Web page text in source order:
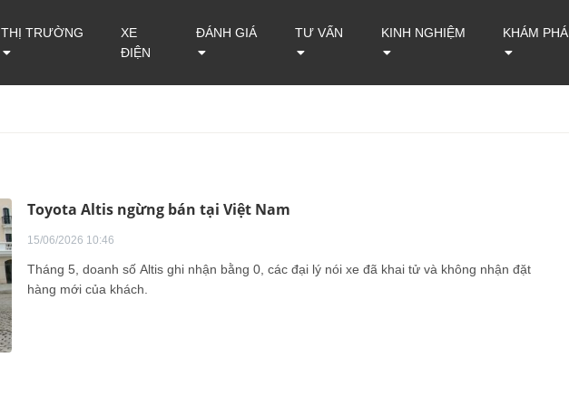
THỊ TRƯỜNG
XE
ĐIỆN
ĐÁNH GIÁ TƯ VẤN KINH NGHIỆM KHÁM PHÁ
Toyota Altis ngừng bán tại Việt Nam
15/06/2026 10:46
Tháng 5, doanh số Altis ghi nhận bằng 0, các đại lý nói xe đã khai tử và không nhận đặt
hàng mới của khách.